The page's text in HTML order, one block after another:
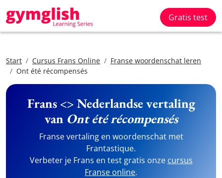
Gratis test
Start Cursus Frans Online
Franse woordenschat leren
Ont été récompensés
Frans <> Nederlandse vertaling
van Ont été récompensés
Franse vertaling en woordenschat met
Frantastique.
Verbeter je Frans en test gratis onze cursus
Franse online.